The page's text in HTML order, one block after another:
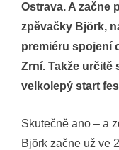
Ostrava. A začne
zpěvačky Björk,
premiéru spojení
Zrní. Takže určitě
velkolepý start
Skutečně ano – a
Björk začne už ve